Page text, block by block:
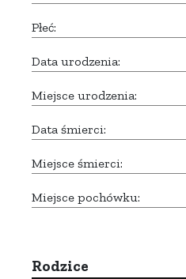
Płeć:
Data urodzenia:
Miejsce urodzenia:
Data śmierci:
Miejsce śmierci:
Miejsce pochówku:
Rodzice